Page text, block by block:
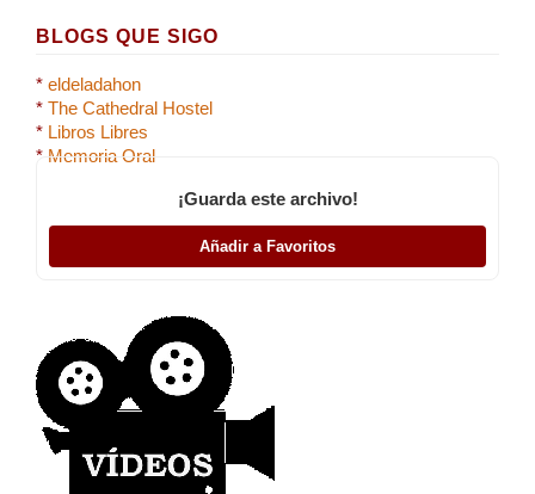
BLOGS QUE SIGO
* eldeladahon
* The Cathedral Hostel
* Libros Libres
* Memoria Oral
¡Guarda este archivo!
Añadir a Favoritos